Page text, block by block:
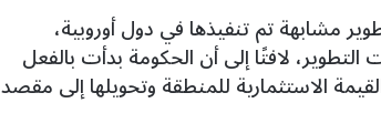
مشابهة تم تنفيذها في دول أوروبية،
لافتًا إلى أن الحكومة بدأت بالفعل
الاستثمارية للمنطقة وتحويلها إلى مقصد